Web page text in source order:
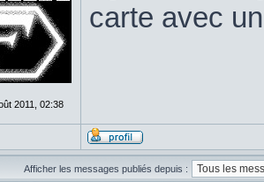
2011, 02:38
carte avec
Afficher les messages publiés depuis :